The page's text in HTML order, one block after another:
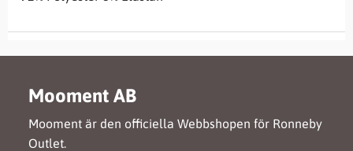
Mooment AB
Mooment är den officiella Webbshopen för Ronneby
Outlet.